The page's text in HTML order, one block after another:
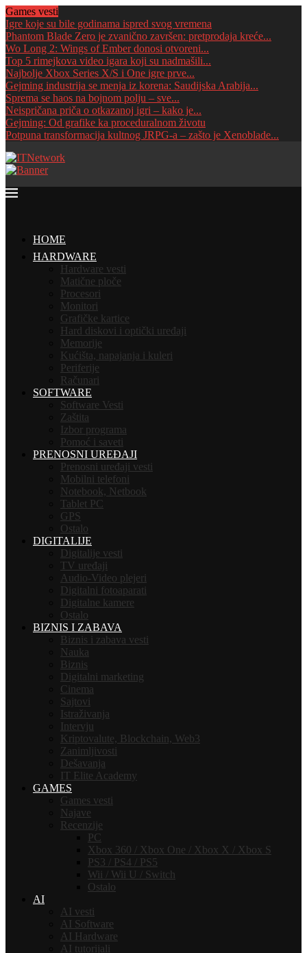
Games vesti
Igre koje su bile godinama ispred svog vremena
Phantom Blade Zero je zvanično završen: pretprodaja kreće...
Wo Long 2: Wings of Ember donosi otvoreni...
Top 5 rimejkova video igara koji su nadmašili...
Najbolje Xbox Series X/S i One igre prve...
Gejming industrija se menja iz korena: Saudijska Arabija...
Sprema se haos na bojnom polju – sve...
Neispričana priča o otkazanoj igri – kako je...
Gejming: Od grafike ka proceduralnom životu
Potpuna transformacija kultnog JRPG-a – zašto je Xenoblade...
HOME
HARDWARE
Hardware vesti
Matične ploče
Procesori
Monitori
Grafičke kartice
Hard diskovi i optički uređaji
Memorije
Kućišta, napajanja i kuleri
Periferije
Računari
SOFTWARE
Software Vesti
Zaštita
Izbor programa
Pomoć i saveti
PRENOSNI UREĐAJI
Prenosni uređaji vesti
Mobilni telefoni
Notebook, Netbook
Tablet PC
GPS
Ostalo
DIGITALIJE
Digitalije vesti
TV uređaji
Audio-Video plejeri
Digitalni fotoaparati
Digitalne kamere
Ostalo
BIZNIS I ZABAVA
Biznis i zabava vesti
Nauka
Biznis
Digitalni marketing
Cinema
Sajtovi
Istraživanja
Intervju
Kriptovalute, Blockchain, Web3
Zanimljivosti
Dešavanja
IT Elite Academy
GAMES
Games vesti
Najave
Recenzije
PC
Xbox 360 / Xbox One / Xbox X / Xbox S
PS3 / PS4 / PS5
Wii / Wii U / Switch
Ostalo
AI
AI vesti
AI Software
AI Hardware
AI tutorijali